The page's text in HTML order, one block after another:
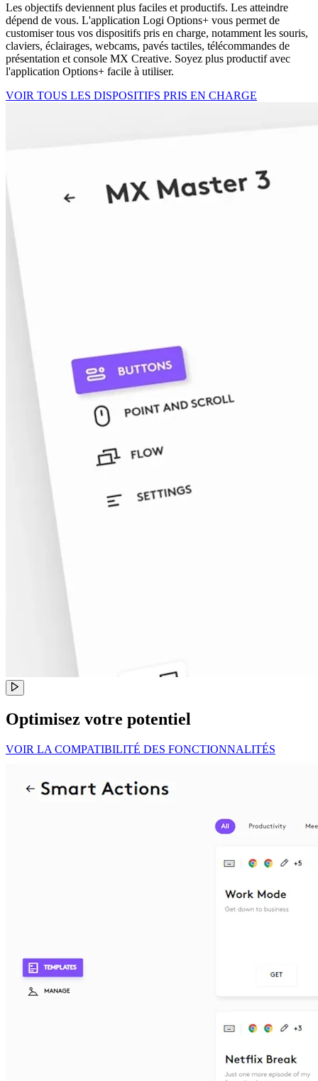
Les objectifs deviennent plus faciles et productifs. Les atteindre
dépend de vous. L'application Logi Options+ vous permet de
customiser tous vos dispositifs pris en charge, notamment les souris,
claviers, éclairages, webcams, pavés tactiles, télécommandes de
présentation et console MX Creative. Soyez plus productif avec
l'application Options+ facile à utiliser.
VOIR TOUS LES DISPOSITIFS PRIS EN CHARGE
Optimisez votre potentiel
VOIR LA COMPATIBILITÉ DES FONCTIONNALITÉS